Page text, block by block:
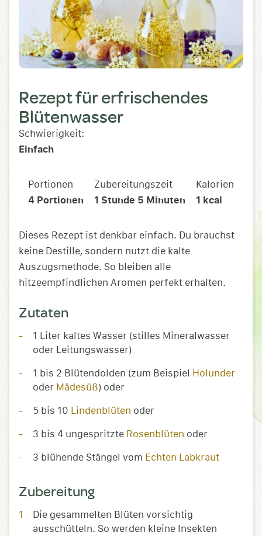
Rezept für erfrischendes
Blütenwasser
Schwierigkeit:
Einfach
Portionen
4 Portionen
Zubereitungszeit
1 Stunde 5 Minuten
Kalorien
1 kcal
Dieses Rezept ist denkbar einfach. Du brauchst
keine Destille, sondern nutzt die kalte
Auszugsmethode. So bleiben alle
hitzeempfindlichen Aromen perfekt erhalten.
Zutaten
1 Liter kaltes Wasser (stilles Mineralwasser
oder Leitungswasser)
1 bis 2 Blütendolden (zum Beispiel Holunder
oder Mädesüß) oder
5 bis 10 Lindenblüten oder
3 bis 4 ungespritzte Rosenblüten oder
3 blühende Stängel vom Echten Labkraut
Zubereitung
Die gesammelten Blüten vorsichtig
ausschütteln. So werden kleine Insekten